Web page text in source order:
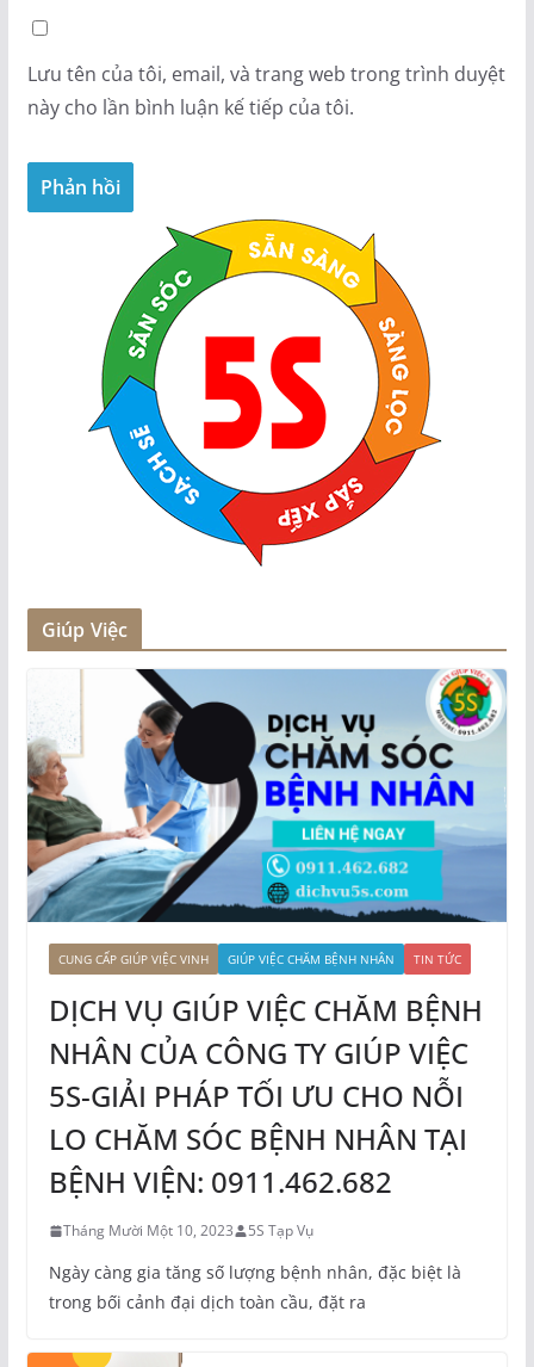
Lưu tên của tôi, email, và trang web trong trình duyệt
này cho lần bình luận kế tiếp của tôi.
Giúp Việc
CUNG CẤP GIÚP VIỆC VINH GIÚP VIỆC CHĂM BỆNH NHÂN TIN TỨC
DỊCH VỤ GIÚP VIỆC CHĂM BỆNH
NHÂN CỦA CÔNG TY GIÚP VIỆC
5S-GIẢI PHÁP TỐI ƯU CHO NỖI
LO CHĂM SÓC BỆNH NHÂN TẠI
BỆNH VIỆN: 0911.462.682
Tháng Mười Một 10, 2023 5S Tạp Vụ
Ngày càng gia tăng số lượng bệnh nhân, đặc biệt là
trong bối cảnh đại dịch toàn cầu, đặt ra